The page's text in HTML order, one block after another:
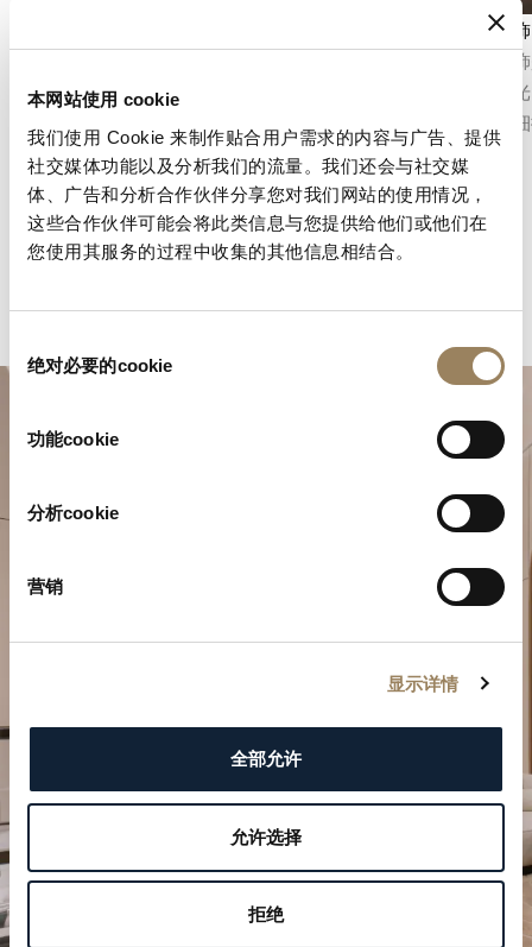
本网站使用 cookie
我们使用 Cookie 来制作贴合用户需求的内容与广告、提供
社交媒体功能以及分析我们的流量。我们还会与社交媒
体、广告和分析合作伙伴分享您对我们网站的使用情况，
这些合作伙伴可能会将此类信息与您提供给他们或他们在
您使用其服务的过程中收集的其他信息相结合。
意 绝对必要的cookie
功能cookie
分析cookie
营销
显示详情
全部允许
允许选择
拒绝
機芯的不同結構，它可以採用中央秒針或偏心小
秒盤，並融入錶盤的整體佈局之中。
倒角修飾
倒角修
加以拋
並展現